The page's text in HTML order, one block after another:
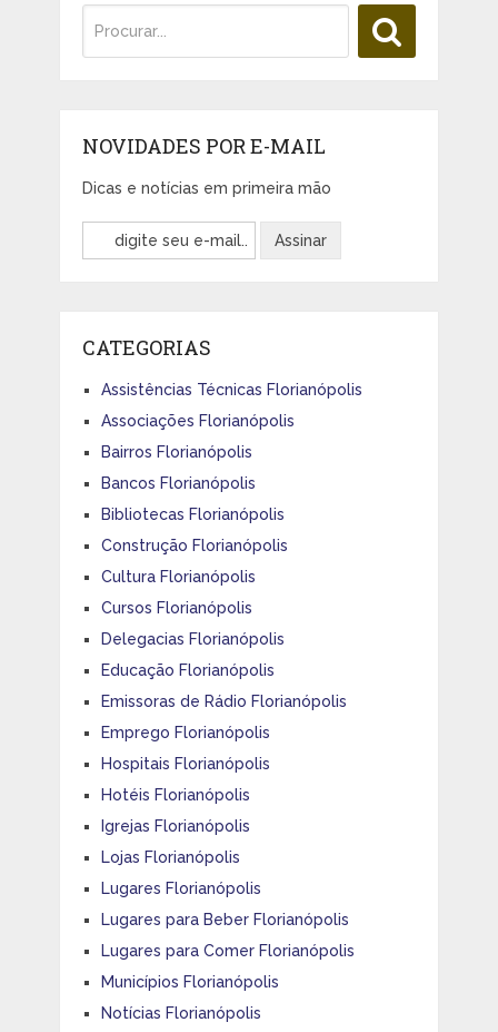
NOVIDADES POR E-MAIL
Dicas e notícias em primeira mão
CATEGORIAS
Assistências Técnicas Florianópolis
Associações Florianópolis
Bairros Florianópolis
Bancos Florianópolis
Bibliotecas Florianópolis
Construção Florianópolis
Cultura Florianópolis
Cursos Florianópolis
Delegacias Florianópolis
Educação Florianópolis
Emissoras de Rádio Florianópolis
Emprego Florianópolis
Hospitais Florianópolis
Hotéis Florianópolis
Igrejas Florianópolis
Lojas Florianópolis
Lugares Florianópolis
Lugares para Beber Florianópolis
Lugares para Comer Florianópolis
Municípios Florianópolis
Notícias Florianópolis